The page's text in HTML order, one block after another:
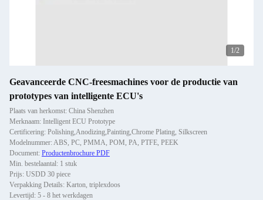
2/2
Geavanceerde CNC-freesmachines voor de productie van
prototypes van intelligente ECU's
Plaats van herkomst: China Shenzhen
Merknaam: Intelligent ECU Prototype
Certificering: Polishing,Anodizing,Painting,Chrome Plating, Silkscreen
Modelnummer: ABS, PC, PMMA, POM, PA, PTFE, PEEK
Document: Productenbrochure PDF
Min. bestelaantal: 1 stuk
Prijs: USDD 30 piece
Verpakking Details: Karton, triplexdoos
Levertijd: 5 - 8 het werkdagen